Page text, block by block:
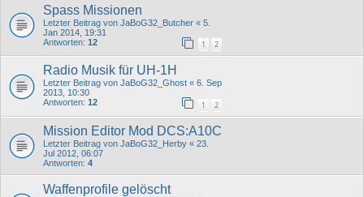
Spass Missionen
Letzter Beitrag von JaBoG32_Butcher « 5.
Jan 2014, 19:31
Antworten: 12 1 2
Radio Musik für UH-1H
Letzter Beitrag von JaBoG32_Ghost « 6. Sep
2013, 10:30
Antworten: 12 1 2
Mission Editor Mod DCS:A10C
Letzter Beitrag von JaBoG32_Herby « 23.
Jul 2012, 06:07
Antworten: 4
Waffenprofile gelöscht